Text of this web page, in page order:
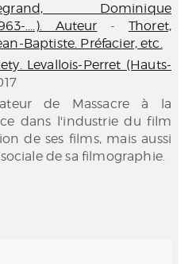
Dominique
....). Auteur - Thoret,
Baptiste. Préfacier, etc.
Levallois-Perret (Hauts-
de Massacre à la
dans l'industrie du film
de ses films, mais aussi
de sa filmographie.